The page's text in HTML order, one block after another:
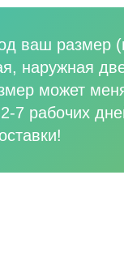
ваш размер
наружная
может
7 рабочих